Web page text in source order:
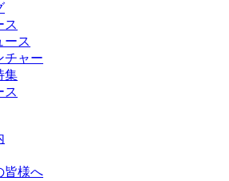
ス
ース
チャー
集
ス
皆様へ